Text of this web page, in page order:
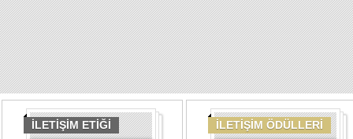
İLETİŞİM ETİĞİ İLETİŞİM ÖDÜLLERİ